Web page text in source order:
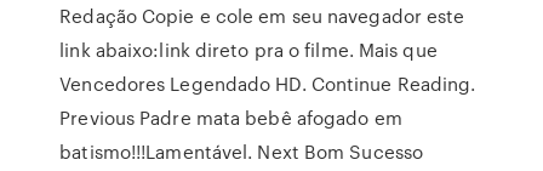
Redação Copie e cole em seu navegador este
link abaixo:link direto pra o filme. Mais que
Vencedores Legendado HD. Continue Reading.
Previous Padre mata bebê afogado em
batismo!!!Lamentável. Next Bom Sucesso